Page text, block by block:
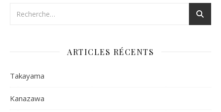
ARTICLES RÉCENTS
Takayama
Kanazawa